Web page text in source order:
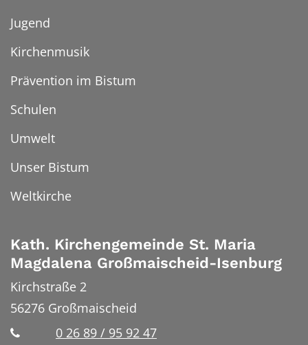
Jugend
Kirchenmusik
Prävention im Bistum
Schulen
Umwelt
Unser Bistum
Weltkirche
Kath. Kirchengemeinde St. Maria
Magdalena Großmaischeid-Isenburg
Kirchstraße 2
56276 Großmaischeid
0 26 89 / 95 92 47